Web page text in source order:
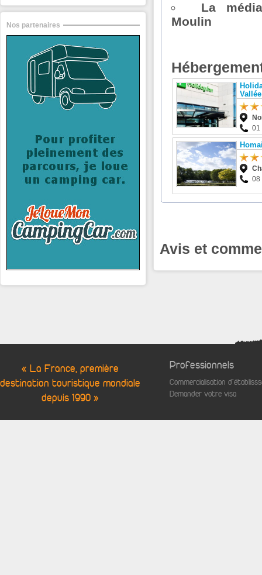
La
Moulin
Vallée
01
08
Avis et
Nos partenaires
« La France, première
destination touristique mondiale
depuis 1990 »
Professionnels
Commercialisation
Demander votre visa